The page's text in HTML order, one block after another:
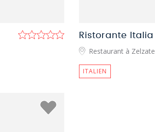
Ristorante Italia
Restaurant à Zelzate
ITALIEN